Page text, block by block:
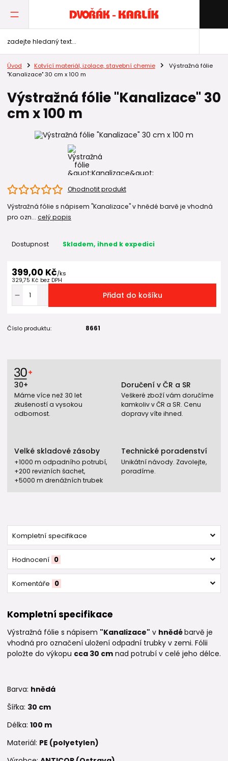
Úvod Kotvící materiál, izolace, stavební chemie
Výstražná fólie
"Kanalizace" 30 cm x 100 m
Výstražná fólie "Kanalizace" 30
cm x 100 m
Ohodnotit produkt
Výstražná fólie s nápisem "Kanalizace" v hnědé barvě je vhodná
pro ozn... celý popis
Dostupnost Skladem, ihned k expedici
399,00 Kč/ks
329,75 Kč bez DPH
Přidat do košíku
Číslo produktu: 8661
30+
Máme více než 30 let
zkušeností a vysokou
odbornost.
Doručení v ČR a SR
Veškeré zboží vám doručíme
kamkoliv v ČR a SR. Cenu
dopravy víte ihned.
Velké skladové zásoby
+1000 m odpadního potrubí,
+200 revizních šachet,
+5000 m drenážních trubek
Technické poradenství
Unikátní návody. Zavolejte,
poradíme.
Kompletní specifikace
Hodnocení 0
Komentáře 0
Kompletní specifikace
Výstražná fólie s nápisem "Kanalizace" v hnědébarvě je
vhodná pro označení uložení odpadní trubky v zemi. Fólii
položte do výkopu cca 30 cm nad potrubí v celé jeho délce.
Barva: hnědá
Šířka: 30 cm
Délka: 100 m
Materiál: PE (polyetylen)